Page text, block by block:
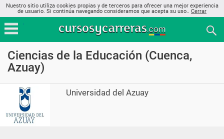
Nuestro sitio utiliza cookies propias y de terceros para ofrecer una mejor experiencia
de usuario. Si continúa navegando consideramos que acepta su uso.. Cerrar
Ciencias de la Educación (Cuenca,
Azuay)
Universidad del Azuay